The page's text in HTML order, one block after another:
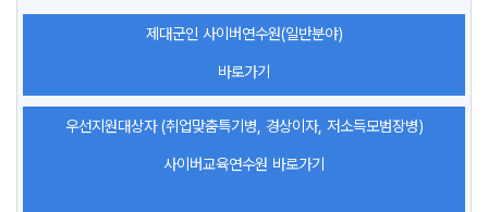
제대군인 사이버연수원(일반분야)
바로가기
우선지원대상자 (취업맞춤특기병, 경상이자, 저소득모범장병)
사이버교육연수원 바로가기